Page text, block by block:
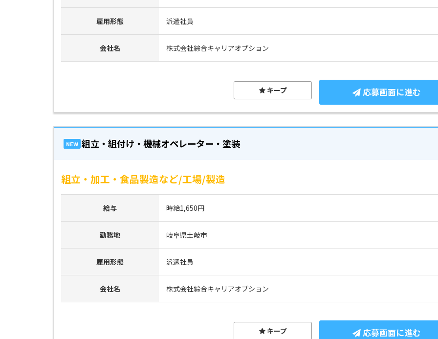
雇用形態 派遣社員
会社名 株式会社綜合キャリアオプション
応募画面に進む
キープ
NEW 組立・組付け・機械オペレーター・塗装
組立・加工・食品製造など/工場/製造
給与 時給1,650円
勤務地 岐阜県土岐市
雇用形態 派遣社員
会社名 株式会社綜合キャリアオプション
応募画面に進む
キープ